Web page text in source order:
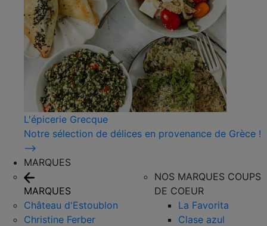
L'épicerie Grecque
Notre sélection de délices en provenance de Grèce !
⟶
MARQUES
MARQUES
Château d'Estoublon
Christine Ferber
NOS MARQUES COUPS
DE COEUR
La Favorita
Clase azul